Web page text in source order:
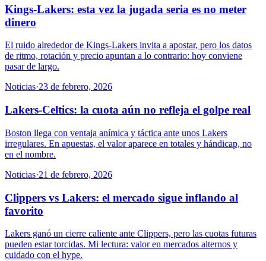
Kings-Lakers: esta vez la jugada seria es no meter
dinero
El ruido alrededor de Kings-Lakers invita a apostar, pero los datos
de ritmo, rotación y precio apuntan a lo contrario: hoy conviene
pasar de largo.
Noticias·23 de febrero, 2026
Lakers-Celtics: la cuota aún no refleja el golpe real
Boston llega con ventaja anímica y táctica ante unos Lakers
irregulares. En apuestas, el valor aparece en totales y hándicap, no
en el nombre.
Noticias·21 de febrero, 2026
Clippers vs Lakers: el mercado sigue inflando al
favorito
Lakers ganó un cierre caliente ante Clippers, pero las cuotas futuras
pueden estar torcidas. Mi lectura: valor en mercados alternos y
cuidado con el hype.